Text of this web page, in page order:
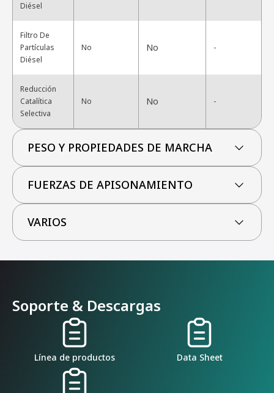
Diésel
Filtro De
Partículas
Diésel
No No -
Reducción
Catalítica
Selectiva
No No -
PESO Y PROPIEDADES DE MARCHA
FUERZAS DE APISONAMIENTO
VARIOS
Soporte & Descargas
Línea de productos Data Sheet